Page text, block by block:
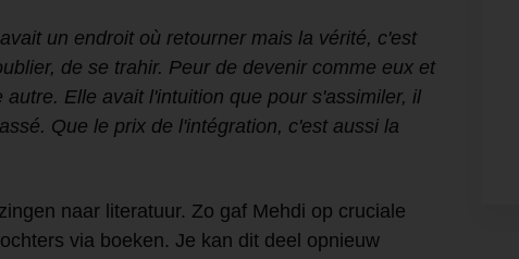
un endroit où retourner mais la vérité, c'est
de se trahir. Peur de devenir comme eux et
Elle avait l'intuition que pour s'assimiler, il
Que le prix de l'intégration, c'est aussi la
naar literatuur. Zo gaf Mehdi op cruciale
via boeken. Je kan dit deel opnieuw